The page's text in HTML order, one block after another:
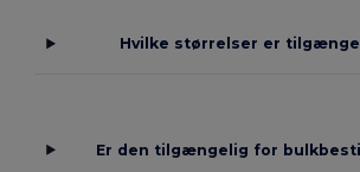
Hvilke størrelser er
Er den tilgængelig for